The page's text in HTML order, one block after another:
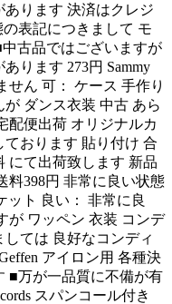
ります 決済はクレジ
表記につきまして モ
古品ではございますが
ります 273円 Sammy
せん 可： ケース 手作り
ダンス衣装 中古 あら
配便出荷 オリジナルカ
おります 貼り付け 合
にて出荷致します 新品
料398円 非常に良い状態
ット 良い： 非常に良
が ワッペン 衣装 コンデ
ては 良好なコンディ
アイロン用 各種決
■万が一品質に不備が有
スパンコール付き